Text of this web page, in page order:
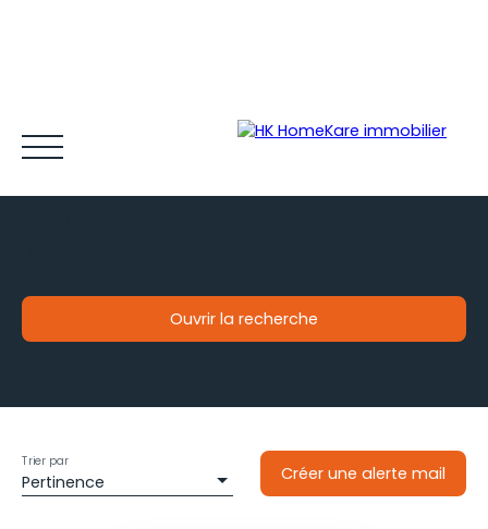
Gestion locative
Ouvrir la recherche
Flourens (31130)
pour un budget de Budget max (€)
Pertinence
Trier par
Créer une alerte mail